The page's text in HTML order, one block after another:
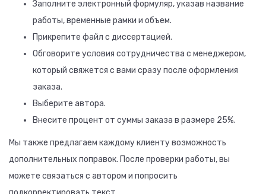
Заполните электронный формуляр, указав название
работы, временные рамки и объем.
Прикрепите файл с диссертацией.
Обговорите условия сотрудничества с менеджером,
который свяжется с вами сразу после оформления
заказа.
Выберите автора.
Внесите процент от суммы заказа в размере 25%.
Мы также предлагаем каждому клиенту возможность
дополнительных поправок. После проверки работы, вы
можете связаться с автором и попросить